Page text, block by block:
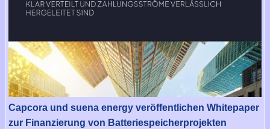
Capcora und suena energy veröffentlichen Whitepaper
zur Finanzierung von Batteriespeicherprojekten